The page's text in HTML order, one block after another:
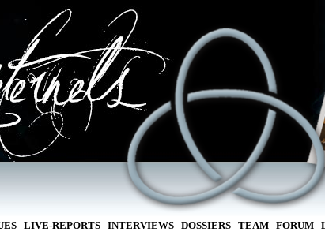
LIVE-REPORTS INTERVIEWS DOSSIERS TEAM FORUM